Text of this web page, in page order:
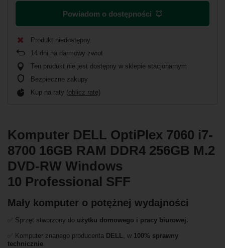
Powiadom o dostępności
Produkt niedostępny
14 dni na darmowy zwrot
Ten produkt nie jest dostępny w sklepie stacjonarnym
Bezpieczne zakupy
Kup na raty (oblicz ratę)
Komputer DELL OptiPlex 7060 i7-
8700 16GB RAM DDR4 256GB M.2
DVD-RW Windows
10 Professional SFF
Mały komputer o potężnej wydajności
✅ Sprzęt stworzony do użytku domowego i pracy biurowej.
✅ Komputer znanego producenta DELL, w 100% sprawny
technicznie.